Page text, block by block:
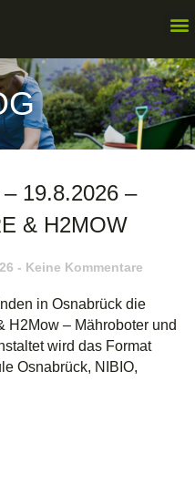
19.8.2026 –
& H2MOW
Keine Kommentare
in Osnabrück die
H2Mow – Mähroboter und
wird das Format
Osnabrück, NIBIO,